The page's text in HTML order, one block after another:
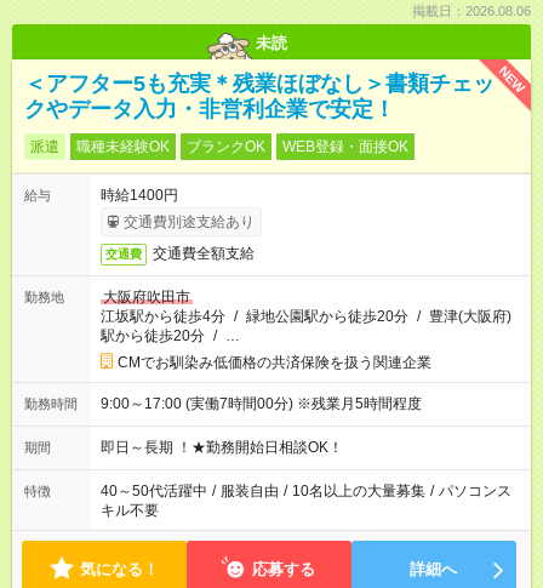
掲載日：2026.08.06
未読
NEW
＜アフター5も充実＊残業ほぼなし＞書類チェッ
クやデータ入力・非営利企業で安定！
派遣 職種未経験OK ブランクOK WEB登録・面接OK
給与
時給1400円
交通費別途支給あり
交通費 交通費全額支給
勤務地
大阪府吹田市
江坂駅から徒歩4分 / 緑地公園駅から徒歩20分 / 豊津(大阪府)
駅から徒歩20分 / …
CMでお馴染み低価格の共済保険を扱う関連企業
勤務時間 9:00～17:00 (実働7時間00分) ※残業月5時間程度
期間 即日～長期 ！★勤務開始日相談OK！
特徴 40～50代活躍中 / 服装自由 / 10名以上の大量募集 / パソコンス
キル不要
気になる！ 応募する 詳細へ